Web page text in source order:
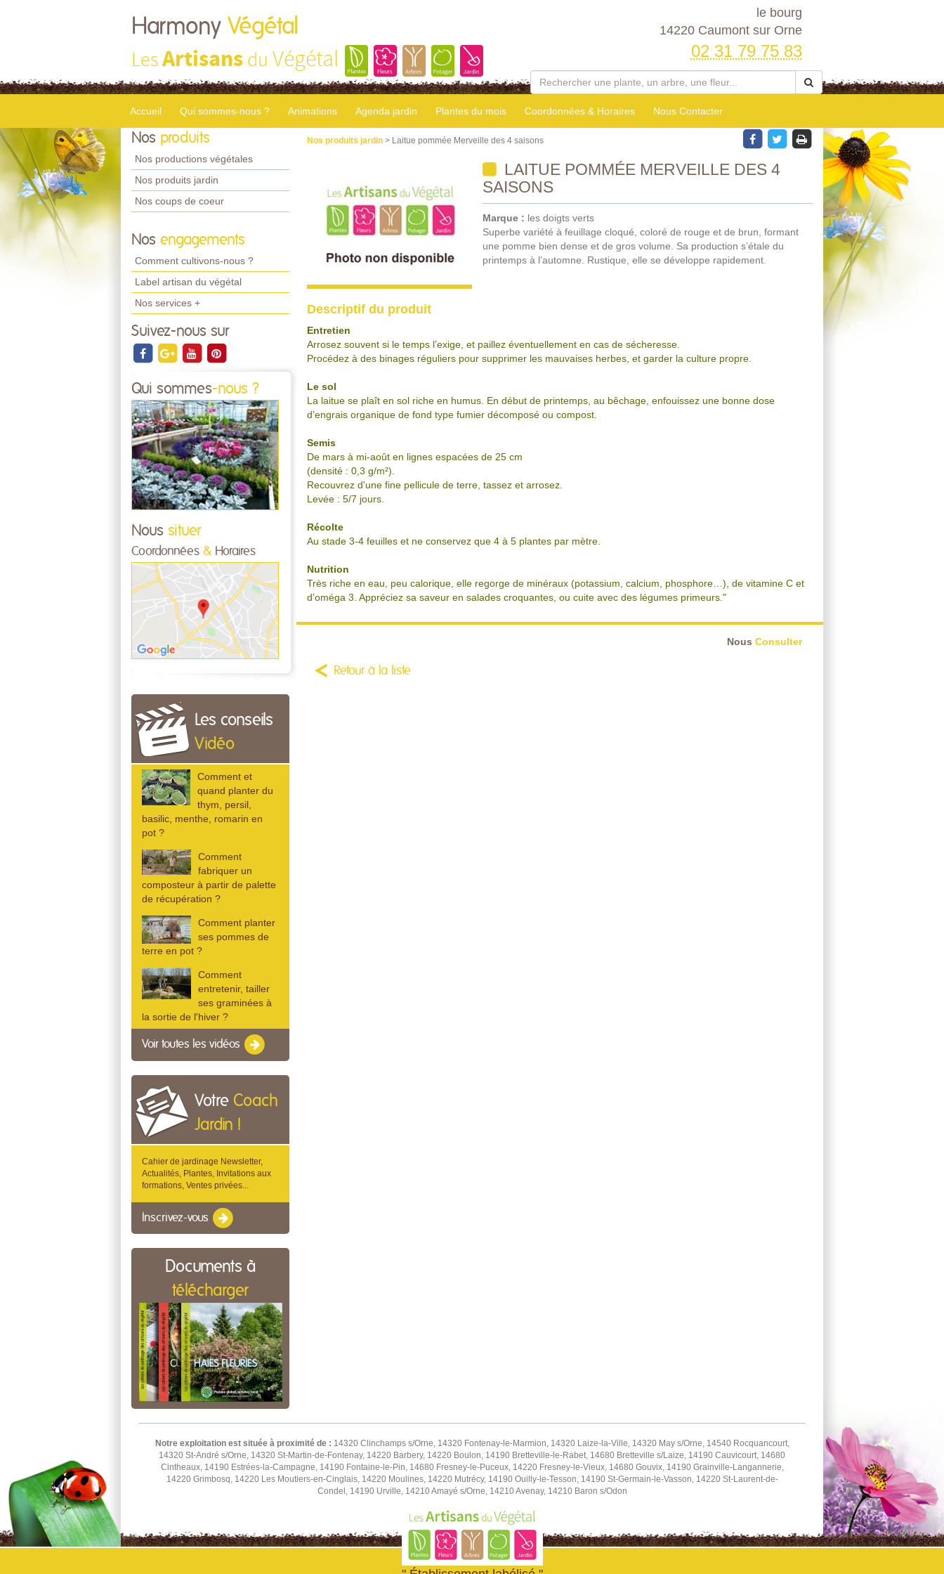
Harmony Végétal
LesArtisans du Végétal
le bourg
14220 Caumont sur Orne
02 31 79 75 83
Accueil Qui sommes-nous ? Animations Agenda jardin Plantes du mois Coordonnées & Horaires Nous Contacter
Nos produits
Nos productions végétales
Nos produits jardin
Nos coups de coeur
Nos engagements
Comment cultivons-nous ?
Label artisan du végétal
Nos services +
Suivez-nous sur
Qui sommes-nous ?
Nous situer
Coordonnées & Horaires
Les conseils
Vidéo
Comment et
quand planter du
thym, persil,
basilic, menthe, romarin en
pot ?
Comment
fabriquer un
composteur à partir de palette
de récupération ?
Comment planter
ses pommes de
terre en pot ?
Comment
entretenir, tailler
ses graminées à
la sortie de l'hiver ?
Voir toutes les vidéos
Votre Coach
Jardin !
Cahier de jardinage Newsletter,
Actualités, Plantes, Invitations aux
formations, Ventes privées...
Inscrivez-vous
Documents à
télécharger
Nos produits jardin > Laitue pommée Merveille des 4 saisons
LAITUE POMMÉE MERVEILLE DES 4
SAISONS
Marque : les doigts verts
Superbe variété à feuillage cloqué, coloré de rouge et de brun, formant
une pomme bien dense et de gros volume. Sa production s’étale du
printemps à l’automne. Rustique, elle se développe rapidement.
Descriptif du produit
Entretien
Arrosez souvent si le temps l’exige, et paillez éventuellement en cas de sécheresse.
Procédez à des binages réguliers pour supprimer les mauvaises herbes, et garder la culture propre.
Le sol
La laitue se plaît en sol riche en humus. En début de printemps, au bêchage, enfouissez une bonne dose
d’engrais organique de fond type fumier décomposé ou compost.
Semis
De mars à mi-août en lignes espacées de 25 cm
(densité : 0,3 g/m²).
Recouvrez d'une fine pellicule de terre, tassez et arrosez.
Levée : 5/7 jours.
Récolte
Au stade 3-4 feuilles et ne conservez que 4 à 5 plantes par mètre.
Nutrition
Très riche en eau, peu calorique, elle regorge de minéraux (potassium, calcium, phosphore…), de vitamine C et
d’oméga 3. Appréciez sa saveur en salades croquantes, ou cuite avec des légumes primeurs."
Nous Consulter
Retour à la liste
Notre exploitation est située à proximité de : 14320 Clinchamps s/Orne, 14320 Fontenay-le-Marmion, 14320 Laize-la-Ville, 14320 May s/Orne, 14540 Rocquancourt,
14320 St-André s/Orne, 14320 St-Martin-de-Fontenay, 14220 Barbery, 14220 Boulon, 14190 Bretteville-le-Rabet, 14680 Bretteville s/Laize, 14190 Cauvicourt, 14680
Cintheaux, 14190 Estrées-la-Campagne, 14190 Fontaine-le-Pin, 14680 Fresney-le-Puceux, 14220 Fresney-le-Vieux, 14680 Gouvix, 14190 Grainville-Langannerie,
14220 Grimbosq, 14220 Les Moutiers-en-Cinglais, 14220 Moulines, 14220 Mutrécy, 14190 Ouilly-le-Tesson, 14190 St-Germain-le-Vasson, 14220 St-Laurent-de-
Condel, 14190 Urville, 14210 Amayé s/Orne, 14210 Avenay, 14210 Baron s/Odon